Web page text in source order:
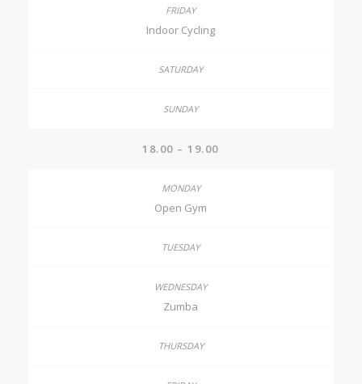
Indoor Cycling
18.00 – 19.00
Open Gym
Zumba